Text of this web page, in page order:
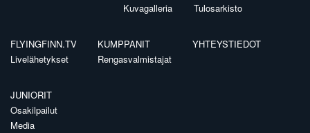
Kuvagalleria
Tulosarkisto
FLYINGFINN.TV
Livelähetykset
KUMPPANIT
Rengasvalmistajat
YHTEYSTIEDOT
JUNIORIT
Osakilpailut
Media